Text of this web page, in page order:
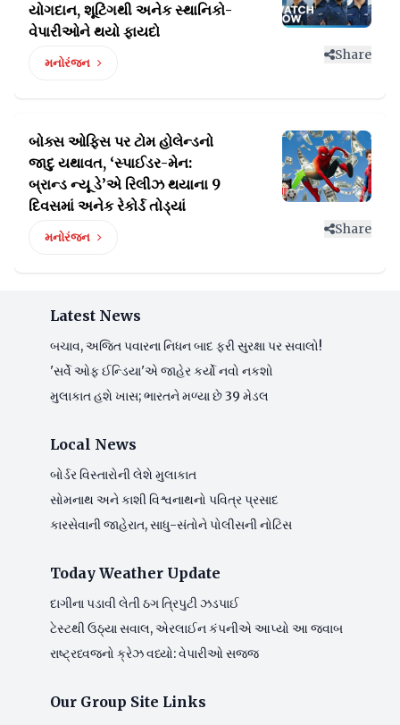
યોગદાન, શૂટિંગથી અનેક સ્થાનિકો-
વેપારીઓને થયો ફાયદો
મનોરંજન
Share
બોક્સ ઓફિસ પર ટોમ હોલેન્ડનો
જાદુ યથાવત, ‘સ્પાઈડર-મેન:
બ્રાન્ડ ન્યૂ ડે’એ રિલીઝ થયાના 9
દિવસમાં અનેક રેકોર્ડ તોડ્યાં
મનોરંજન
Share
Latest News
બચાવ, અજિત પવારના નિધન બાદ ફરી સુરક્ષા પર સવાલો!
'સર્વે ઓફ ઈન્ડિયા'એ જાહેર કર્યો નવો નકશો
મુલાકાત હશે ખાસ; ભારતને મળ્યા છે 39 મેડલ
Local News
બોર્ડર વિસ્તારોની લેશે મુલાકાત
સોમનાથ અને કાશી વિશ્વનાથનો પવિત્ર પ્રસાદ
કારસેવાની જાહેરાત, સાધુ-સંતોને પોલીસની નોટિસ
Today Weather Update
દાગીના પડાવી લેતી ઠગ ત્રિપુટી ઝડપાઈ
ટેસ્ટથી ઉઠ્યા સવાલ, એરલાઈન કંપનીએ આપ્યો આ જવાબ
રાષ્ટ્રધ્વજનો ક્રેઝ વધ્યો: વેપારીઓ સજ્જ
Our Group Site Links